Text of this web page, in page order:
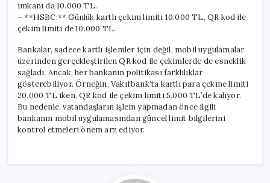
imkanı da 10.000 TL.
– **HSBC:** Günlük kartlı çekim limiti 10.000 TL, QR kod ile
çekim limiti de 10.000 TL.
Bankalar, sadece kartlı işlemler için değil, mobil uygulamalar
üzerinden gerçekleştirilen QR kod ile çekimlerde de esneklik
sağladı. Ancak, her bankanın politikası farklılıklar
gösterebiliyor. Örneğin, Vakıfbank’ta kartlı para çekme limiti
20.000 TL iken, QR kod ile çekim limiti 5.000 TL’de kalıyor.
Bu nedenle, vatandaşların işlem yapmadan önce ilgili
bankanın mobil uygulamasından güncel limit bilgilerini
kontrol etmeleri önem arz ediyor.